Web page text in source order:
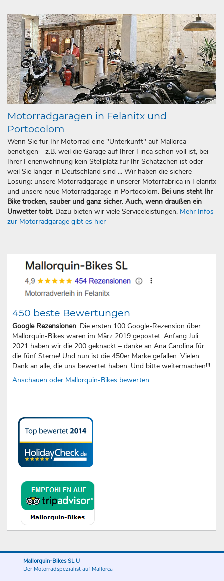
Motorradgaragen in Felanitx und
Portocolom
Wenn Sie für Ihr Motorrad eine "Unterkunft" auf Mallorca
benötigen - z.B. weil die Garage auf Ihrer Finca schon voll ist, bei
Ihrer Ferienwohnung kein Stellplatz für Ihr Schätzchen ist oder
weil Sie länger in Deutschland sind ... Wir haben die sichere
Lösung: unsere Motorradgarage in unserer Motorfabrica in Felanitx
und unsere neue Motorradgarage in Portocolom. Bei uns steht Ihr
Bike trocken, sauber und ganz sicher. Auch, wenn draußen ein
Unwetter tobt. Dazu bieten wir viele Serviceleistungen. Mehr Infos
zur Motorradgarage gibt es hier
450 beste Bewertungen
Google Rezensionen: Die ersten 100 Google-Rezension über
Mallorquin-Bikes waren im März 2019 gepostet. Anfang Juli
2021 haben wir die 200 geknackt – danke an Ana Carolina für
die fünf Sterne! Und nun ist die 450er Marke gefallen. Vielen
Dank an alle, die uns bewertet haben. Und bitte weitermachen!!!
Anschauen oder Mallorquin-Bikes bewerten
Mallorquin-Bikes SL U
Der Motorradspezialist auf Mallorca